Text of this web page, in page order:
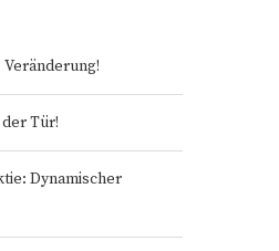
Tür!
Dynamischer